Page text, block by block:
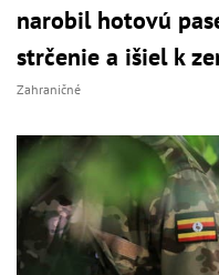
narobil hotovú
strčenie a išiel k
Zahraničné